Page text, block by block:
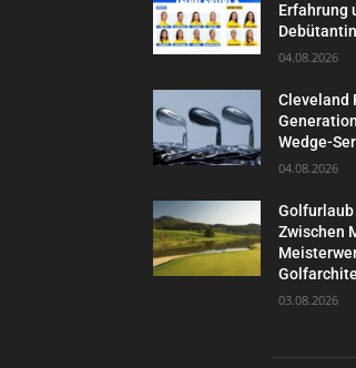
Erfahrung
04.08.2026
Cleveland
Wedge-
04.08.2026
Golfurlaub
Zwischen
03.08.2026